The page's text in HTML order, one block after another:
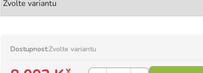
Dostupnost:Zvolte variantu